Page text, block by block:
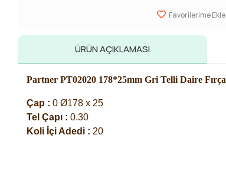
Favorilerime Ekle
ÜRÜN AÇIKLAMASI
Partner PT02020 178*25mm Gri Telli Daire Fırça
Çap : 0 Ø178 x 25
Tel Çapı : 0.30
Koli İçi Adedi : 20